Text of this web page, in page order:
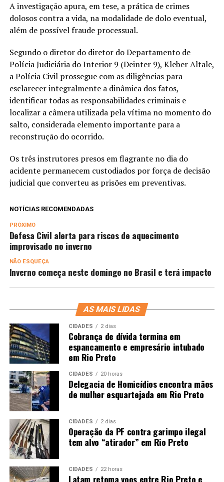
A investigação apura, em tese, a prática de crimes
dolosos contra a vida, na modalidade de dolo eventual,
além de possível fraude processual.
Segundo o diretor do diretor do Departamento de
Polícia Judiciária do Interior 9 (Deinter 9), Kleber Altale,
a Polícia Civil prossegue com as diligências para
esclarecer integralmente a dinâmica dos fatos,
identificar todas as responsabilidades criminais e
localizar a câmera utilizada pela vítima no momento do
salto, considerada elemento importante para a
reconstrução do ocorrido.
Os três instrutores presos em flagrante no dia do
acidente permanecem custodiados por força de decisão
judicial que converteu as prisões em preventivas.
NOTÍCIAS RECOMENDADAS
PRÓXIMO
Defesa Civil alerta para riscos de aquecimento
improvisado no inverno
NÃO ESQUEÇA
Inverno começa neste domingo no Brasil e terá impacto
AS MAIS LIDAS
CIDADES 2 dias
Cobrança de dívida termina em
espancamento e empresário intubado
em Rio Preto
CIDADES 20 horas
Delegacia de Homicídios encontra mãos
de mulher esquartejada em Rio Preto
CIDADES 2 dias
Operação da PF contra garimpo ilegal
tem alvo “atirador” em Rio Preto
CIDADES 22 horas
Latam retoma voos entre Rio Preto e